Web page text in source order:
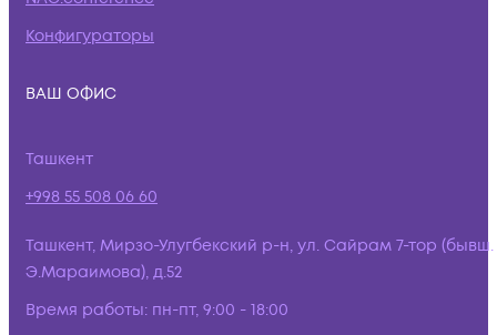
Конфигураторы
ВАШ ОФИС
Ташкент
+998 55 508 06 60
Ташкент, Мирзо-Улугбекский р-н, ул. Сайрам 7-тор (бывш.
Э.Мараимова), д.52
Время работы: пн-пт, 9:00 - 18:00